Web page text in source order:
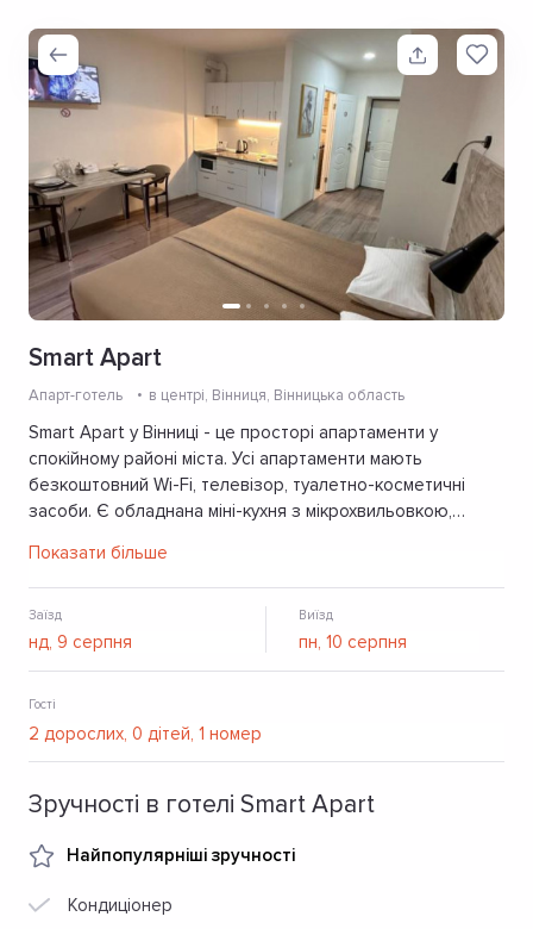
Smart Apart
Апарт-готель в центрі, Вінниця, Вінницька область
Smart Apart у Вінниці - це просторі апартаменти у
спокійному районі міста. Усі апартаменти мають
безкоштовний Wi-Fi, телевізор, туалетно-косметичні
засоби. Є обладнана міні-кухня з мікрохвильовкою,
стоянка для автомобілів.
Показати більше
Заїзд Виїзд
Гості
Зручності в готелі Smart Apart
Найпопулярніші зручності
Кондиціонер